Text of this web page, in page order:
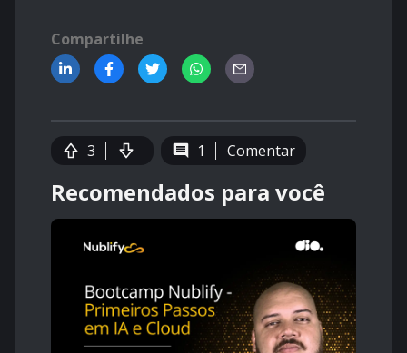
Compartilhe
3 1 Comentar
Recomendados para você